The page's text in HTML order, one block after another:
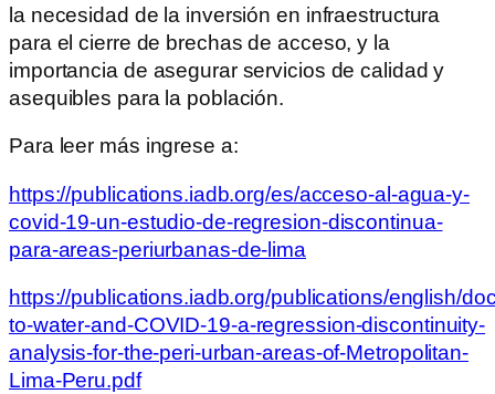
la necesidad de la inversión en infraestructura
para el cierre de brechas de acceso, y la
importancia de asegurar servicios de calidad y
asequibles para la población.
Para leer más ingrese a:
https://publications.iadb.org/es/acceso-al-agua-y-
covid-19-un-estudio-de-regresion-discontinua-
para-areas-periurbanas-de-lima
https://publications.iadb.org/publications/english/
to-water-and-COVID-19-a-regression-discontinuity-
analysis-for-the-peri-urban-areas-of-Metropolitan-
Lima-Peru.pdf